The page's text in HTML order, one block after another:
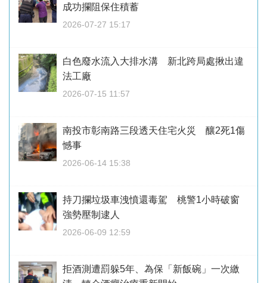
成功攔阻保住積蓄
2026-07-27 15:17
白色廢水流入大排水溝 新北跨局處揪出違
法工廠
2026-07-15 11:57
南投市彰南路三段透天住宅火災 釀2死1傷
憾事
2026-06-14 15:38
持刀攔垃圾車洩憤還毒駕 桃警1小時破窗
強勢壓制逮人
2026-06-09 12:59
拒酒測遭罰躲5年、為保「新飯碗」一次繳